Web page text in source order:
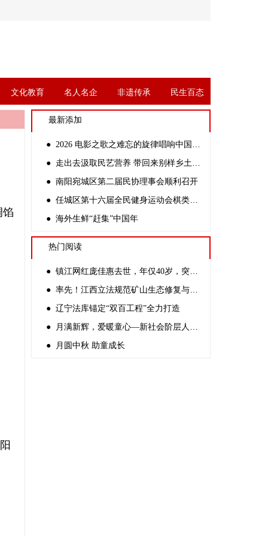
文化教育 名人名企 非遗传承 民生百态
馅
最新添加
● 南阳宛城区第二届民协理事会顺利召开
● 海外生鲜“赶集”中国年
热门阅读
● 辽宁法库锚定“双百工程”全力打造
● 月圆中秋 助童成长